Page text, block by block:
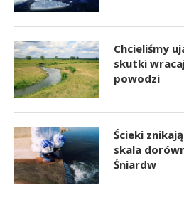
Chcieliśmy
skutki
powodzi
Ścieki
skala
Śniardw